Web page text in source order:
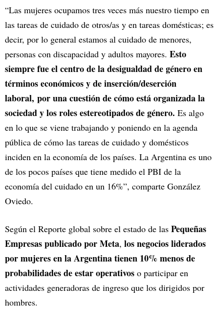
“Las mujeres ocupamos tres veces más nuestro tiempo en
las tareas de cuidado de otros/as y en tareas domésticas; es
decir, por lo general estamos al cuidado de menores,
personas con discapacidad y adultos mayores. Esto
siempre fue el centro de la desigualdad de género en
términos económicos y de inserción/deserción
laboral, por una cuestión de cómo está organizada la
sociedad y los roles estereotipados de género. Es algo
en lo que se viene trabajando y poniendo en la agenda
pública de cómo las tareas de cuidado y domésticos
inciden en la economía de los países. La Argentina es uno
de los pocos países que tiene medido el PBI de la
economía del cuidado en un 16%”, comparte González
Oviedo.
Según el Reporte global sobre el estado de las Pequeñas
Empresas publicado por Meta, los negocios liderados
por mujeres en la Argentina tienen 10% menos de
probabilidades de estar operativos o participar en
actividades generadoras de ingreso que los dirigidos por
hombres.